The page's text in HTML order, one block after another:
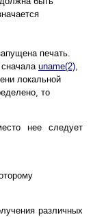
печать.
uname(2),
локальной
то
нее следует
различных